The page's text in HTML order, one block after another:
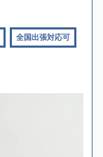
全国出張対応可